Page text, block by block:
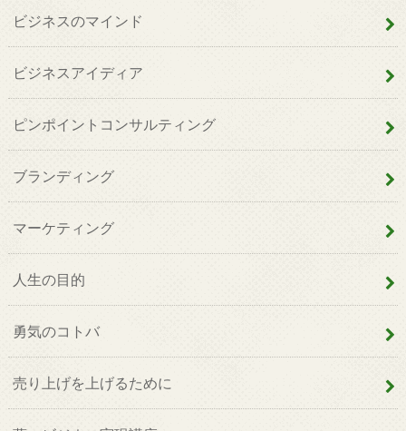
ビジネスのマインド
ビジネスアイディア
ピンポイントコンサルティング
ブランディング
マーケティング
人生の目的
勇気のコトバ
売り上げを上げるために